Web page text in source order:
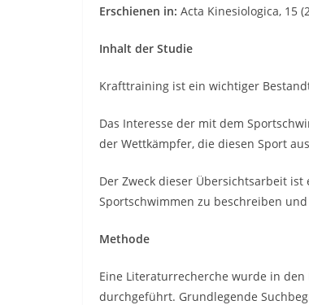
Erschienen in: Acta Kinesiologica, 15
Inhalt der Studie
Krafttraining ist ein wichtiger
Das Interesse der mit dem
der Wettkämpfer, die diesen Sport
Der Zweck dieser Übersichtsarbeit
Sportschwimmen zu beschreiben
Methode
Eine Literaturrecherche wurde in den
durchgeführt. Grundlegende